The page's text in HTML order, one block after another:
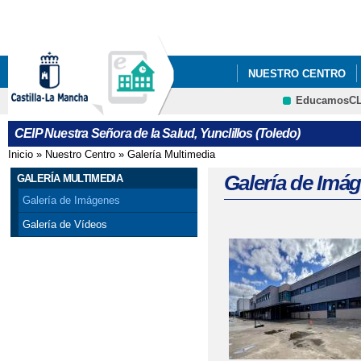
NUESTRO CENTRO
INSTAGRAM DEL
CRFP
CEIP Nuestra Señora de la Salud, Yunclillos (Toledo)
Se encuentra usted aquí
Inicio » Nuestro Centro » Galería Multimedia
GALERÍA MULTIMEDIA
Galería de Imágenes
Galería de Vídeos
Galería de